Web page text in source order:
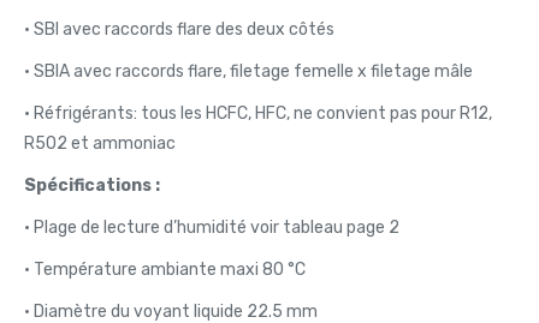
• SBI avec raccords flare des deux côtés
• SBIA avec raccords flare, filetage femelle x filetage mâle
• Réfrigérants: tous les HCFC, HFC, ne convient pas pour R12,
R502 et ammoniac
Spécifications :
• Plage de lecture d’humidité voir tableau page 2
• Température ambiante maxi 80 °C
• Diamètre du voyant liquide 22.5 mm